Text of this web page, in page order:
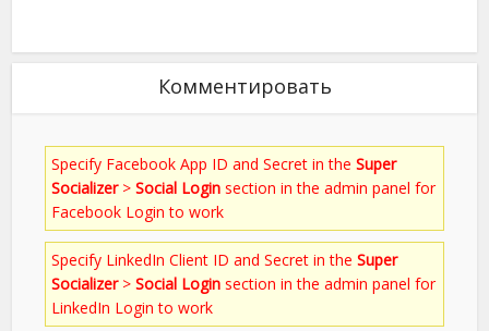
Комментировать
Specify Facebook App ID and Secret in theSuper
Socializer>Social Login section in the admin panel for
Facebook Login to work
Specify LinkedIn Client ID and Secret in theSuper
Socializer>Social Login section in the admin panel for
LinkedIn Login to work